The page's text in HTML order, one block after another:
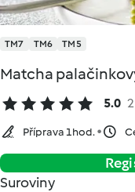
TM7 TM6 TM5
Matcha
5.0
Příprava 1hod.
Suroviny